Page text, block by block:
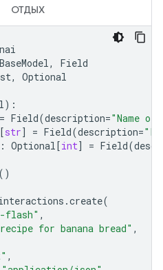
ОТДЫХ
BaseModel,
Field
, Optional
):
= Field(description="Name
[str] = Field(description=
: Optional[int] = Field(
()
.create(
flash" ,
for banana bread" ,
,